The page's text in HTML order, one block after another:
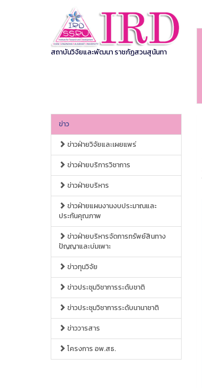
สถาบันวิจัยและพัฒนา ราชภัฏสวนสุนันทา
ข่าว
ข่าวฝ่ายวิจัยและเผยแพร่
ข่าวฝ่ายบริการวิชาการ
ข่าวฝ่ายบริหาร
ข่าวฝ่ายแผนงานงบประมาณและ
ประกันคุณภาพ
ข่าวฝ่ายบริหารจัดการทรัพย์สินทาง
ปัญญาและบ่มเพาะ
ข่าวทุนวิจัย
ข่าวประชุมวิชาการระดับชาติ
ข่าวประชุมวิชาการระดับนานาชาติ
ข่าววารสาร
โครงการ อพ.สธ.